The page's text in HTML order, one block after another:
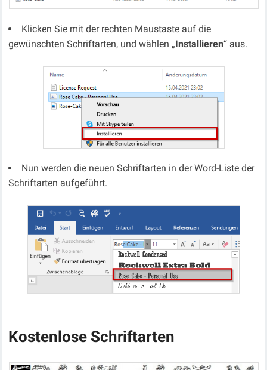
Klicken Sie mit der rechten Maustaste auf die
gewünschten Schriftarten, und wählen „Installieren“ aus.
Nun werden die neuen Schriftarten in der Word-Liste der
Schriftarten aufgeführt.
Kostenlose Schriftarten